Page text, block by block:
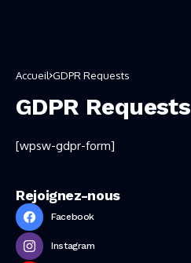
Accueil GDPR Requests
GDPR Requests
[wpsw-gdpr-form]
Rejoignez-nous
Facebook
Instagram